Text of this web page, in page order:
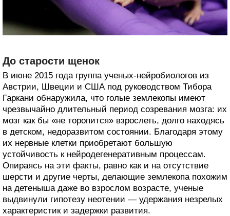
До старости щенок
В июне 2015 года группа ученых-нейробиологов из
Австрии, Швеции и США под руководством Тибора
Гаркани обнаружила, что голые землекопы имеют
чрезвычайно длительный период созревания мозга: их
мозг как бы «не торопится» взрослеть, долго находясь
в детском, недоразвитом состоянии. Благодаря этому
их нервные клетки приобретают большую
устойчивость к нейродегенеративным процессам.
Опираясь на эти факты, равно как и на отсутствие
шерсти и другие черты, делающие землекопа похожим
на детеныша даже во взрослом возрасте, ученые
выдвинули гипотезу неотении — удержания незрелых
характеристик и задержки развития.